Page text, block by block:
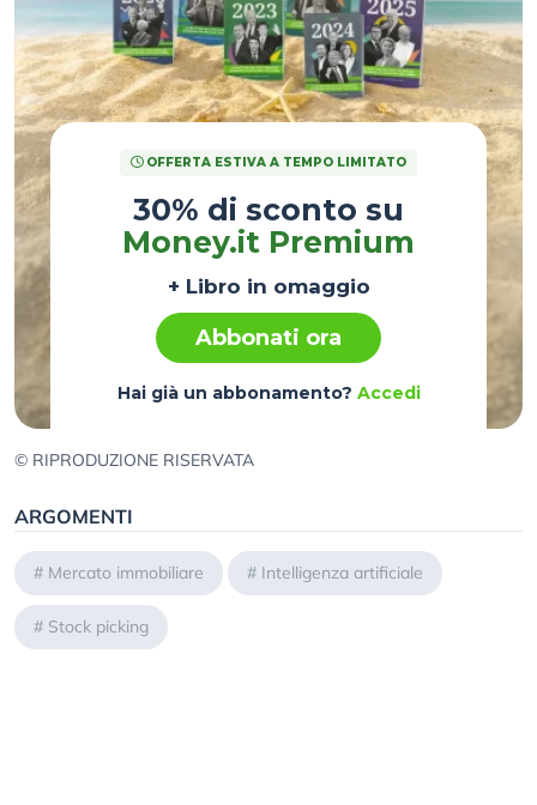
OFFERTA ESTIVA A TEMPO LIMITATO
30% di sconto su
Money.it Premium
+ Libro in omaggio
Abbonati ora
Hai già un abbonamento? Accedi
© RIPRODUZIONE RISERVATA
ARGOMENTI
# Mercato immobiliare # Intelligenza artificiale
# Stock picking